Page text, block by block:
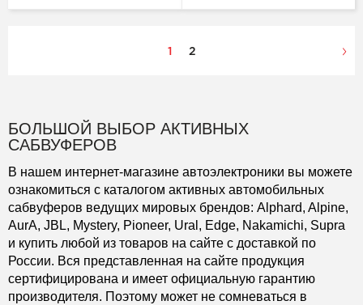
2
БОЛЬШОЙ ВЫБОР АКТИВНЫХ
САБВУФЕРОВ
В нашем интернет-магазине автоэлектроники вы можете
ознакомиться с каталогом активных автомобильных
сабвуферов ведущих мировых брендов: Alphard, Alpine,
AurA, JBL, Mystery, Pioneer, Ural, Edge, Nakamichi, Supra
и купить любой из товаров на сайте с доставкой по
России. Вся представленная на сайте продукция
сертифицирована и имеет официальную гарантию
производителя. Поэтому может не сомневаться в